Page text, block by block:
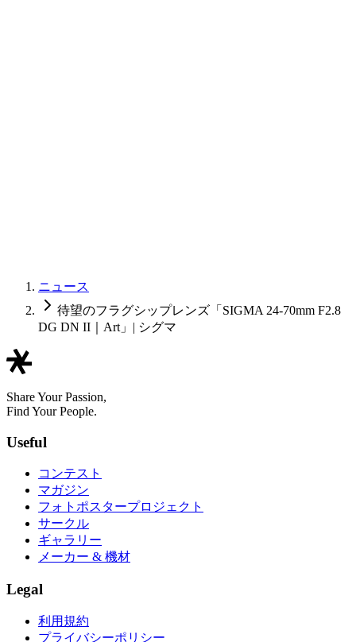
ニュース
待望のフラグシップレンズ「SIGMA 24-70mm F2.8
DG DN II｜Art」| シグマ
Share Your Passion,
Find Your People.
Useful
コンテスト
マガジン
フォトポスタープロジェクト
サークル
ギャラリー
メーカー & 機材
Legal
利用規約
プライバシーポリシー